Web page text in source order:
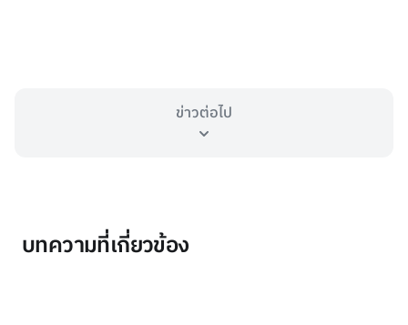
ข่าวต่อไป
บทความที่เกี่ยวข้อง